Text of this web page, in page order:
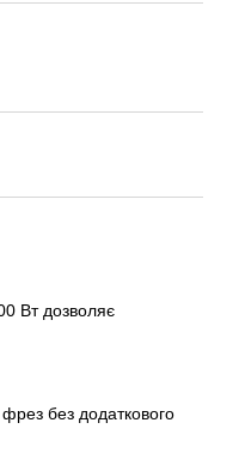
Вт дозволяє
без додаткового